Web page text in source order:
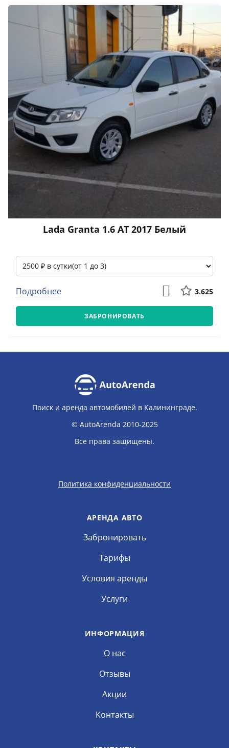
Lada Granta 1.6 АТ 2017 Белый
Подробнее 3.625
ЗАБРОНИРОВАТЬ
Поиск и аренда автомобилей в Калининграде.
© AutoArenda 2010-2025
Все права защищены.
Политика конфиденциальности
АРЕНДА АВТО
Забронировать
Тарифы
Условия аренды
Услуги
ИНФОРМАЦИЯ
О нас
Отзывы
Акции
Контакты